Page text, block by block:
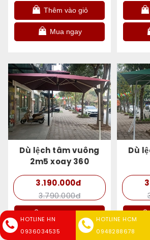
Thêm vào giỏ
Mua ngay
Dù lệch tâm vuông
2m5 xoay 360
3.190.000đ
3.790.000đ
Mua ngay
Dù
HOTLINE HN
0936034535
HOTLINE HCM
0948288678